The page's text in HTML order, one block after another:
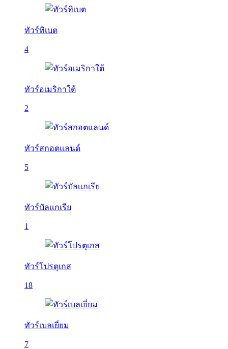
ทัวร์ทิเบต
4
ทัวร์อเมริกาใต้
2
ทัวร์สกอตแลนด์
5
ทัวร์บัลเเกเรีย
1
ทัวร์โปรตุเกส
18
ทัวร์เบลเยี่ยม
7